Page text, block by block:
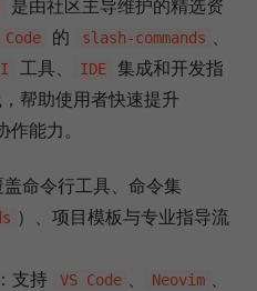
是由社区主导维护的精选资
的 slash‑commands
工具、 IDE
集成和开发指
帮助使用者快速提升
作能力。
盖命令行工具、命令集
）、项目模板与专业指导流
：支持 VS Code Neovim